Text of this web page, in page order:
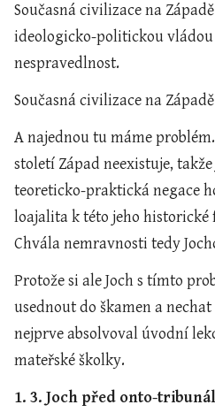
Současná civilizace na
ideologicko-politickou
nespravedlnost.
Současná civilizace na
A najednou tu máme
století Západ neexistuje,
teoreticko-praktická negace
loajalita k této jeho
Chvála nemravnosti tedy
Protože si ale Joch s tímto
usednout do škamen a
nejprve absolvoval úvodní
mateřské školky.
1. 3. Joch před onto-